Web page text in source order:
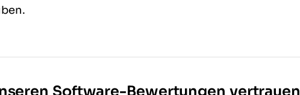
Software-Bewertungen vertrauen